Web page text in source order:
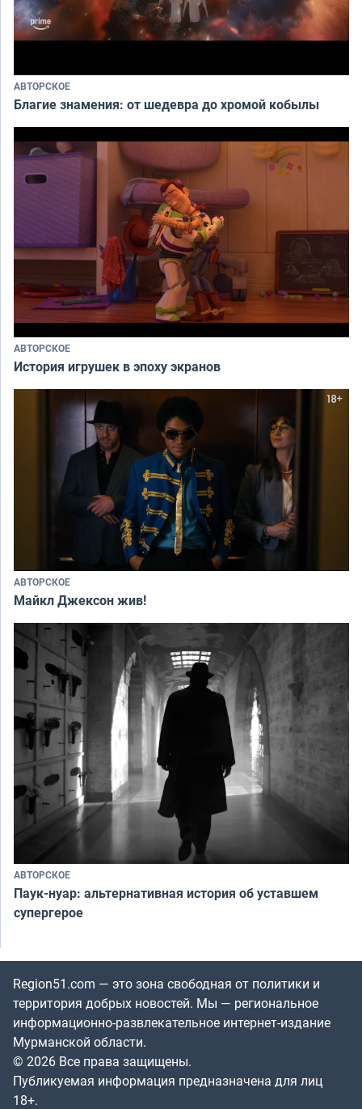
АВТОРСКОЕ
Благие знамения: от шедевра до хромой кобылы
АВТОРСКОЕ
История игрушек в эпоху экранов
АВТОРСКОЕ
Майкл Джексон жив!
АВТОРСКОЕ
Паук-нуар: альтернативная история об уставшем
супергерое
Region51.com — это зона свободная от политики и
территория добрых новостей. Мы — региональное
информационно-развлекательное интернет-издание
Мурманской области.
© 2026 Все права защищены.
Публикуемая информация предназначена для лиц
18+.